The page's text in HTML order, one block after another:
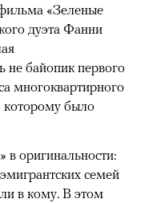
«Зеленые
дуэта Фанни
не байопик первого
многоквартирного
которому было
в оригинальности:
семей
в кому. В этом